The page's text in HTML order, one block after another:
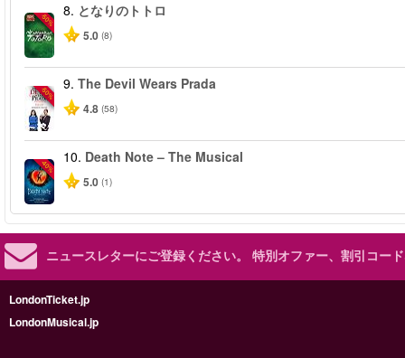
-50%
8. となりのトトロ
5.0 (8)
-50%
9. The Devil Wears Prada
4.8 (58)
-40%
10. Death Note – The Musical
5.0 (1)
ニュースレターにご登録ください。 特別オファー、割引コー
LondonTicket.jp
LondonMusical.jp